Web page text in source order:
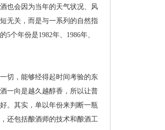
也会因为当年的天气状况、风
无关，而是与一系列的自然指
个年份是1982年、1986年、
切，能够经得起时间考验的东
一向是越久越醇香，所以让普
。其实，单以年份来判断一瓶
还包括酿酒师的技术和酿酒工